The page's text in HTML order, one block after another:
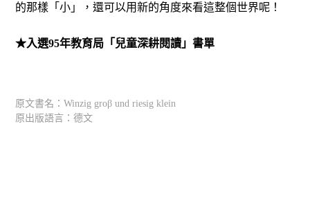
的那樣「小」，還可以用新的角度來看這整個世界呢！
★入選95年教育局「兒童深耕閱讀」書單
原文書名：Winzig groβ und riesig klein
原出版語言：德文